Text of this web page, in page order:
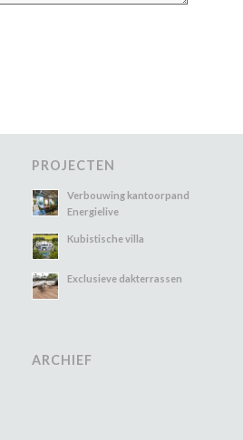
PROJECTEN
Verbouwing kantoorpand
Energielive
Kubistische villa
Exclusieve dakterrassen
ARCHIEF